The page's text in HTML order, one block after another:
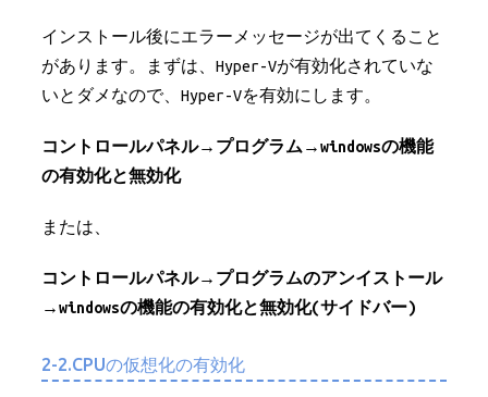
インストール後にエラーメッセージが出てくること
があります。まずは、Hyper-Vが有効化されていな
いとダメなので、Hyper-Vを有効にします。
コントロールパネル→プログラム→windowsの機能
の有効化と無効化
または、
コントロールパネル→プログラムのアンイストール
→windowsの機能の有効化と無効化(サイドバー)
2-2.CPUの仮想化の有効化